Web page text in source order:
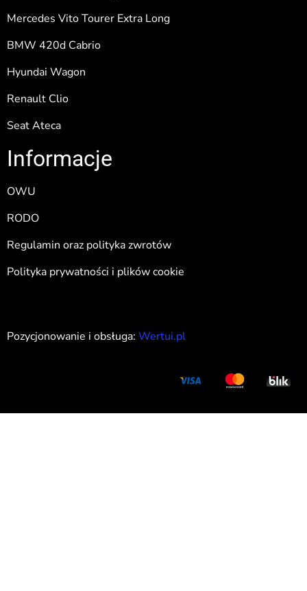
Mercedes Vito Tourer Extra Long
BMW 420d Cabrio
Hyundai Wagon
Renault Clio
Seat Ateca
Informacje
OWU
RODO
Regulamin oraz polityka zwrotów
Polityka prywatności i plików cookie
Pozycjonowanie i obsługa: Wertui.pl